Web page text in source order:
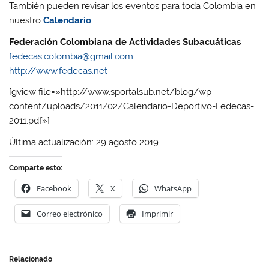
También pueden revisar los eventos para toda Colombia en
nuestroCalendario
Federación Colombiana de Actividades Subacuáticas
fedecas.colombia@gmail.com
http://www.fedecas.net
[gview file=»http://www.sportalsub.net/blog/wp-
content/uploads/2011/02/Calendario-Deportivo-Fedecas-
2011.pdf»]
Última actualización: 29 agosto 2019
Comparte esto:
Facebook X WhatsApp
Correo electrónico Imprimir
Relacionado